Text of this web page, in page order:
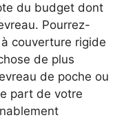
du budget dont
Pourrez-
couverture rigide
de plus
de poche ou
part de votre